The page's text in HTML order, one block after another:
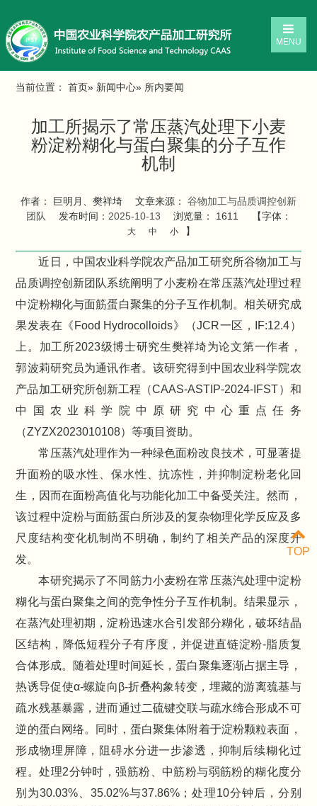
MENU
当前位置：首页» 新闻中心» 所内要闻
加工所揭示了常压蒸汽处理下小麦
粉淀粉糊化与蛋白聚集的分子互作
机制
作者： 巨明月、樊祥埼 文章来源：
谷物加工与品质调控创新
团队
发布时间： 2025-10-13 浏览量： 1611 【字体：
大 中 小 】
近日，中国农业科学院农产品加工研究所谷物加工与
品质调控创新团队系统阐明了小麦粉在常压蒸汽处理过程
中淀粉糊化与面筋蛋白聚集的分子互作机制。相关研究成
果发表在《Food Hydrocolloids》（JCR一区，IF:12.4）
上。加工所2023级博士研究生樊祥埼为论文第一作者，
郭波莉研究员为通讯作者。该研究得到中国农业科学院农
产品加工研究所创新工程（CAAS-ASTIP-2024-IFST）和
中国农业科学院中原研究中心重点任务
（ZYZX2023010108）等项目资助。
常压蒸汽处理作为一种绿色面粉改良技术，可显著提
升面粉的吸水性、保水性、抗冻性，并抑制淀粉老化回
生，因而在面粉高值化与功能化加工中备受关注。然而，
该过程中淀粉与面筋蛋白所涉及的复杂物理化学反应及多
尺度结构变化机制尚不明确，制约了相关产品的深度开
发。
本研究揭示了不同筋力小麦粉在常压蒸汽处理中淀粉
糊化与蛋白聚集之间的竞争性分子互作机制。结果显示，
在蒸汽处理初期，淀粉迅速水合引发部分糊化，破坏结晶
区结构，降低短程分子有序度，并促进直链淀粉-脂质复
合体形成。随着处理时间延长，蛋白聚集逐渐占据主导，
热诱导促使α-螺旋向β-折叠构象转变，埋藏的游离巯基与
疏水残基暴露，进而通过二硫键交联与疏水缔合形成不可
逆的蛋白网络。同时，蛋白聚集体附着于淀粉颗粒表面，
形成物理屏障，阻碍水分进一步渗透，抑制后续糊化过
程。处理2分钟时，强筋粉、中筋粉与弱筋粉的糊化度分
别为30.03%、35.02%与37.86%；处理10分钟后，分别
TOP